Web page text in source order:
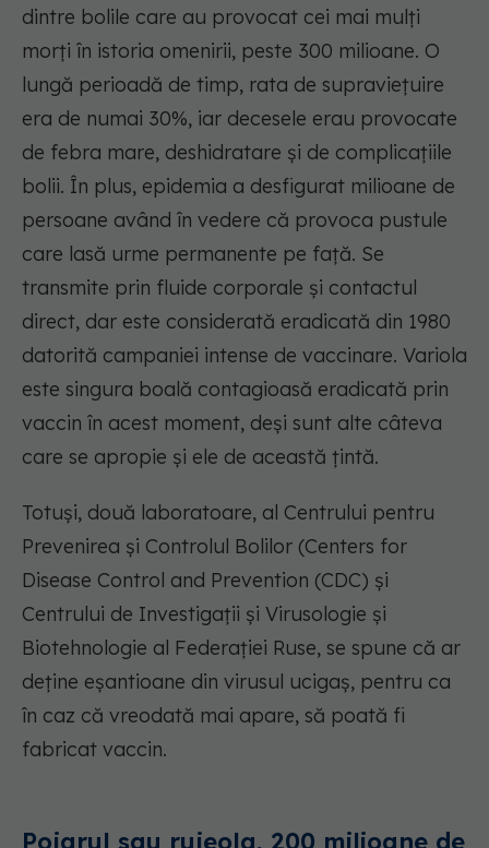
dintre bolile care au provocat cei mai mulți
morți în istoria omenirii, peste 300 milioane. O
lungă perioadă de timp, rata de supraviețuire
era de numai 30%, iar decesele erau provocate
de febra mare, deshidratare și de complicațiile
bolii. În plus, epidemia a desfigurat milioane de
persoane având în vedere că provoca pustule
care lasă urme permanente pe față. Se
transmite prin fluide corporale și contactul
direct, dar este considerată eradicată din 1980
datorită campaniei intense de vaccinare. Variola
este singura boală contagioasă eradicată prin
vaccin în acest moment, deși sunt alte câteva
care se apropie și ele de această țintă.
Totuși, două laboratoare, al Centrului pentru
Prevenirea și Controlul Bolilor (Centers for
Disease Control and Prevention (CDC) și
Centrului de Investigații și Virusologie și
Biotehnologie al Federației Ruse, se spune că ar
deține eșantioane din virusul ucigaș, pentru ca
în caz că vreodată mai apare, să poată fi
fabricat vaccin.